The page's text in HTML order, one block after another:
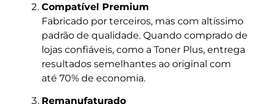
Compatível Premium
Fabricado por terceiros, mas com altíssimo
padrão de qualidade. Quando comprado de
lojas confiáveis, como a Toner Plus, entrega
resultados semelhantes ao original com
até 70% de economia.
Remanufaturado